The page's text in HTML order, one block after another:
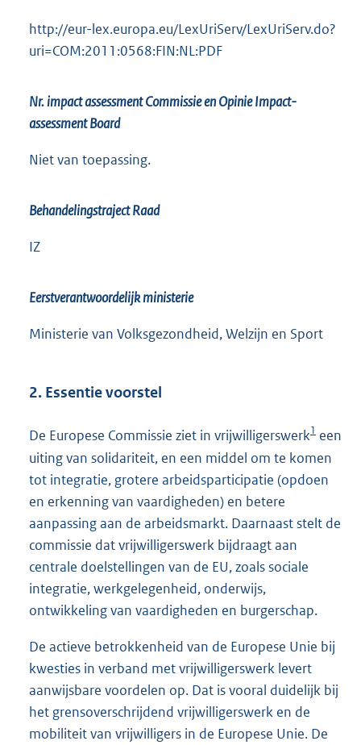
http://eur-lex.europa.eu/LexUriServ/LexUriServ.do?
uri=COM:2011:0568:FIN:NL:PDF
Nr. impact assessment Commissie en Opinie Impact-
assessment Board
Niet van toepassing.
Behandelingstraject Raad
IZ
Eerstverantwoordelijk ministerie
Ministerie van Volksgezondheid, Welzijn en Sport
2. Essentie voorstel
De Europese Commissie ziet in vrijwilligerswerk1 een
uiting van solidariteit, en een middel om te komen
tot integratie, grotere arbeidsparticipatie (opdoen
en erkenning van vaardigheden) en betere
aanpassing aan de arbeidsmarkt. Daarnaast stelt de
commissie dat vrijwilligerswerk bijdraagt aan
centrale doelstellingen van de EU, zoals sociale
integratie, werkgelegenheid, onderwijs,
ontwikkeling van vaardigheden en burgerschap.
De actieve betrokkenheid van de Europese Unie bij
kwesties in verband met vrijwilligerswerk levert
aanwijsbare voordelen op. Dat is vooral duidelijk bij
het grensoverschrijdend vrijwilligerswerk en de
mobiliteit van vrijwilligers in de Europese Unie. De